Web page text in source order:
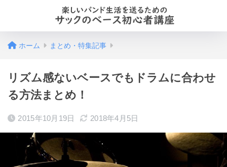
ホーム まとめ・特集記事
リズム感ないベースでもドラムに合わせ
る方法まとめ！
2015年10月19日 2018年4月5日